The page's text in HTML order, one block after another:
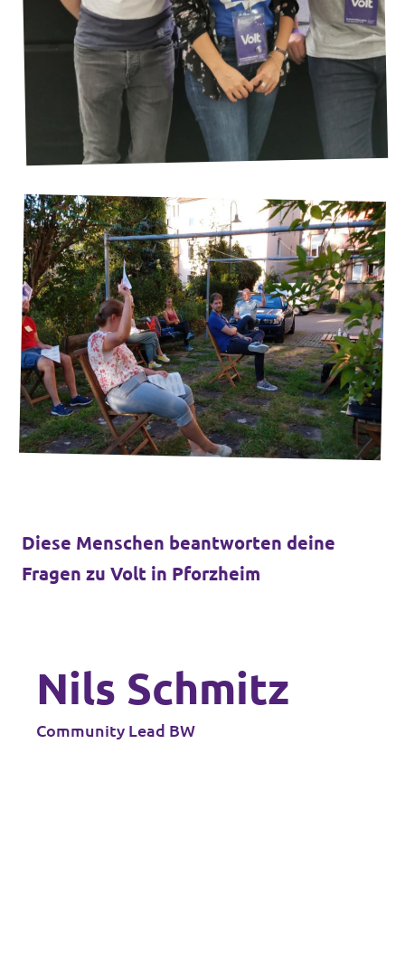
Diese Menschen beantworten deine
Fragen zu Volt in Pforzheim
Nils Schmitz
Community Lead BW